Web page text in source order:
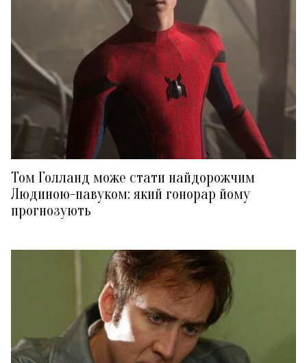
Том Голланд може стати найдорожчим
Людиною-павуком: який гонорар йому
прогнозують